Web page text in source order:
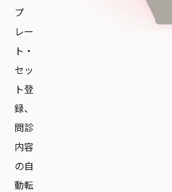
プ
レー
ト・
セッ
ト登
録、
問診
内容
の自
動転